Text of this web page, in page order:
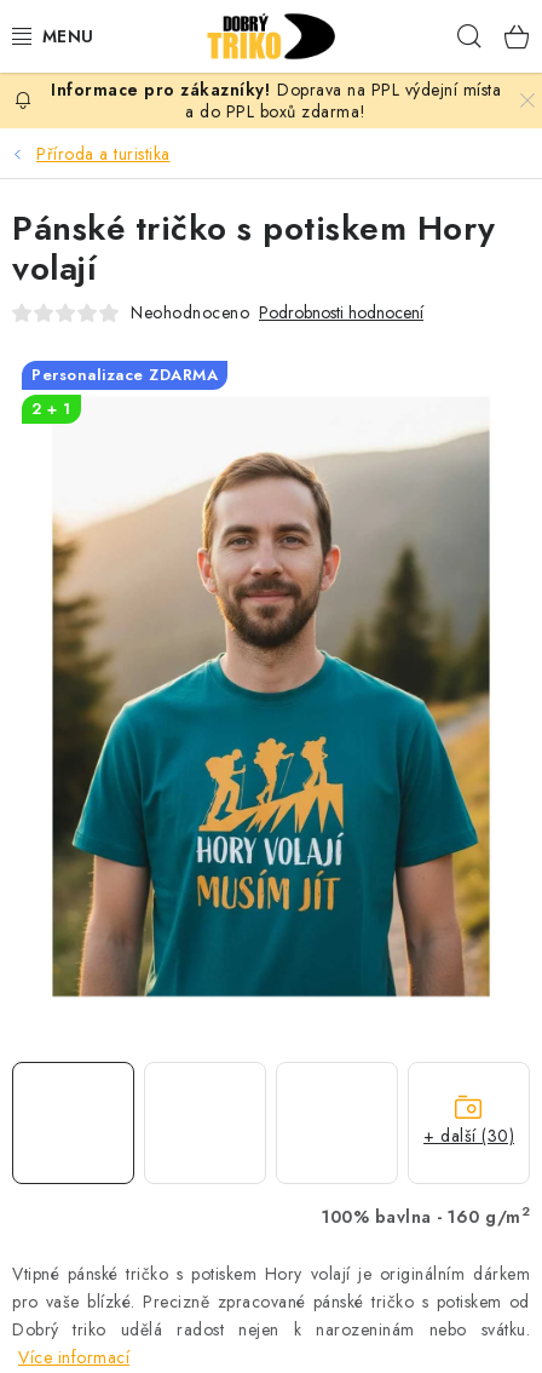
na
PRO ŽENY
PRO MUŽE
PRO DĚTI
DOPLŇKY
PRO PÁRY
VLASTNÍ MOTIV
MIKINY
OKAMŽITĚ K ODBĚRU
B2B
MÁM SRDCE POMÁHÁM
VÁNOCE
PROVIZNÍ SYSTÉM
Časté otázky
Obchodní podmínky
Zásady zpracování ochrany osobních údajů
Napište nám
Doprava na PPL výdejní místa
a do PPL boxů zdarma!
Příroda a turistika
100% bavlna - 160 g/m 2
Vtipné pánské tričko s potiskem Hory volají je originálním dárkem
pro vaše blízké. Precizně zpracované pánské tričko s potiskem od
Dobrý triko udělá radost nejen k narozeninám nebo svátku.
Více informací
Pánské tričko s potiskem Hory
volají
Neohodnoceno Podrobnosti hodnocení
Personalizace ZDARMA
2 + 1
+ další (30)